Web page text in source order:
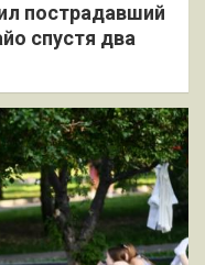
пострадавший
спустя два